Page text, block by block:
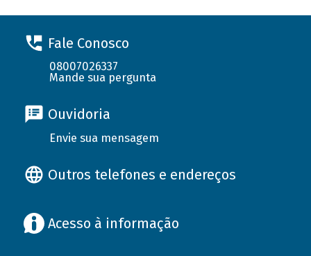
Fale Conosco
08007026337
Mande sua pergunta
Ouvidoria
Envie sua mensagem
Outros telefones e endereços
Acesso à informação